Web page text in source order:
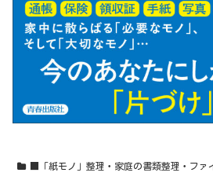
■「紙モノ」整理・家庭の書類整理・ファ